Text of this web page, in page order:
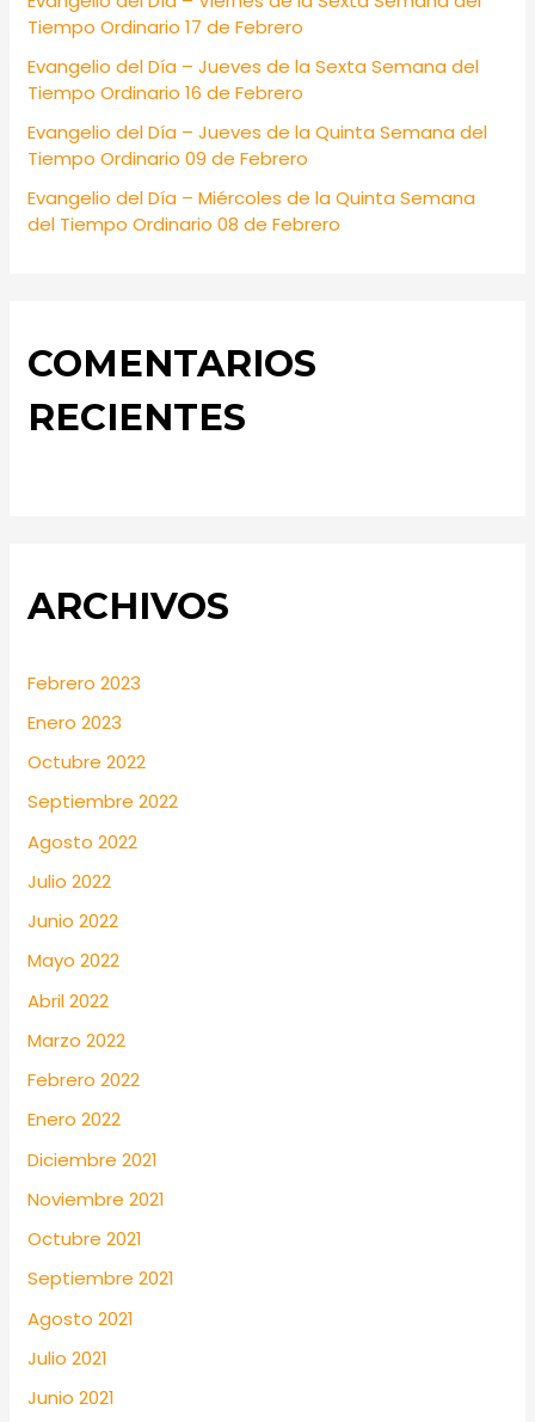
r
:
Tiempo Ordinario 17 de Febrero
Evangelio del Día – Jueves de la Sexta Semana del
Tiempo Ordinario 16 de Febrero
Evangelio del Día – Jueves de la Quinta Semana del
Tiempo Ordinario 09 de Febrero
Evangelio del Día – Miércoles de la Quinta Semana
del Tiempo Ordinario 08 de Febrero
COMENTARIOS
RECIENTES
ARCHIVOS
Febrero 2023
Enero 2023
Octubre 2022
Septiembre 2022
Agosto 2022
Julio 2022
Junio 2022
Mayo 2022
Abril 2022
Marzo 2022
Febrero 2022
Enero 2022
Diciembre 2021
Noviembre 2021
Octubre 2021
Septiembre 2021
Agosto 2021
Julio 2021
Junio 2021